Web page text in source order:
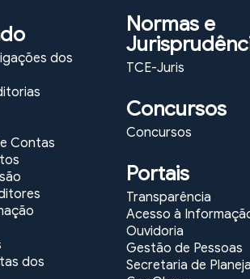
dos
Contas
dos
Normas e
TCE-Juris
Concursos
Concursos
Portais
Transparência
Acesso à
Ouvidoria
Gestão de Pessoas
Secretaria de